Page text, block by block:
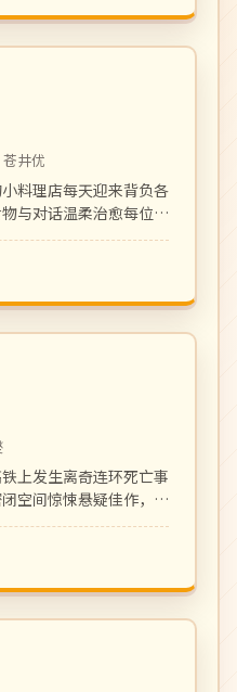
全 11 集
井优
料理店每天迎来背负各
与对话温柔治愈每位过
121 分钟
上发生离奇连环死亡事
空间惊悚悬疑佳作，节
更新至 12 集